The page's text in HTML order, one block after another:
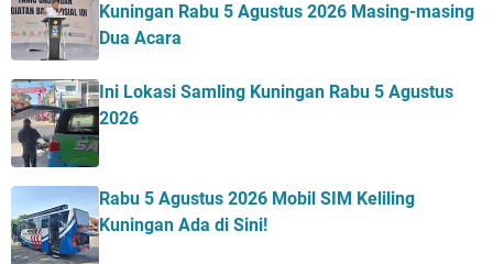
Kuningan Rabu 5 Agustus 2026 Masing-masing
Dua Acara
Ini Lokasi Samling Kuningan Rabu 5 Agustus
2026
Rabu 5 Agustus 2026 Mobil SIM Keliling
Kuningan Ada di Sini!